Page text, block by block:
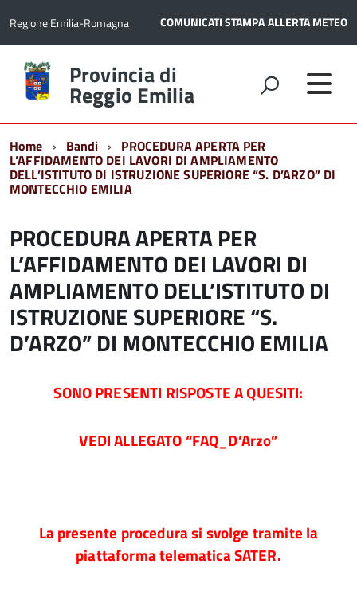
Regione Emilia-Romagna COMUNICATI STAMPAALLERTA METEO
Torna
alla
home
Provincia di
Reggio Emilia
Home Bandi PROCEDURA APERTA PER
L’AFFIDAMENTO DEI LAVORI DI AMPLIAMENTO
DELL’ISTITUTO DI ISTRUZIONE SUPERIORE “S. D’ARZO” DI
MONTECCHIO EMILIA
PROCEDURA APERTA PER
L’AFFIDAMENTO DEI LAVORI DI
AMPLIAMENTO DELL’ISTITUTO DI
ISTRUZIONE SUPERIORE “S.
D’ARZO” DI MONTECCHIO EMILIA
SONO PRESENTI RISPOSTE A QUESITI:
VEDI ALLEGATO “FAQ_D’Arzo”
La presente procedura si svolge tramite la
piattaforma telematica SATER.